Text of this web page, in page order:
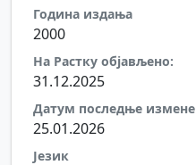
Година издања
2000
На Растку објављено:
31.12.2025
Датум последње измене
25.01.2026
Језик